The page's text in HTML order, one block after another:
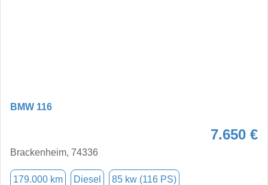
BMW 116
7.650 €
Brackenheim, 74336
179.000 km Diesel 85 kw (116 PS)